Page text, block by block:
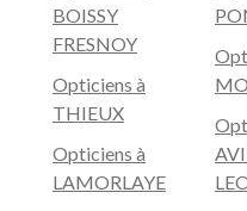
BOISSY
FRESNOY
Opticiens à
THIEUX
Opticiens à
LAMORLAYE